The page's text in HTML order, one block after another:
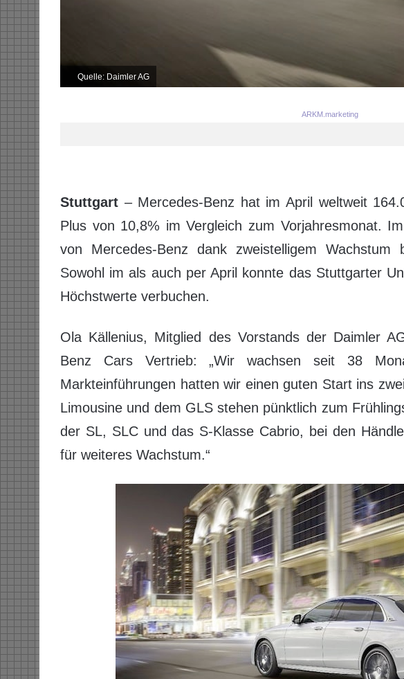
Quelle: Daimler AG
ARKM.marketing
Stuttgart – Mercedes-Benz hat im April weltweit
Plus von 10,8% im Vergleich zum Vorjahresmonat.
von Mercedes-Benz dank zweistelligem Wachstum
Sowohl im als auch per April konnte das Stuttgarter
Höchstwerte verbuchen.
Ola Källenius, Mitglied des Vorstands der Daimler
Benz Cars Vertrieb: „Wir wachsen seit 38
Markteinführungen hatten wir einen guten Start ins
Limousine und dem GLS stehen pünktlich zum
der SL, SLC und das S-Klasse Cabrio, bei den
für weiteres Wachstum.“